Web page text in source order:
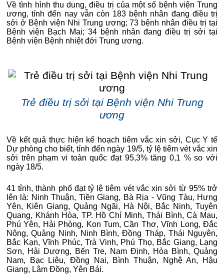
Về tình hình thu dung, điều trị của một số bệnh viện Trung
ương, tính đến nay vẫn còn 183 bệnh nhân đang điều trị
sởi ở Bệnh viện Nhi Trung ương; 73 bệnh nhân điều trị tại
Bệnh viện Bạch Mai; 34 bệnh nhân đang điều trị sởi tại
Bệnh viện Bệnh nhiệt đới Trung ương.
Trẻ điều trị sởi tại Bệnh viện Nhi Trung
ương
Về kết quả thực hiện kế hoạch tiêm vắc xin sởi, Cục Y tế
Dự phòng cho biết, tính đến ngày 19/5, tỷ lệ tiêm vét vắc xin
sởi trên phạm vi toàn quốc đạt 95,3% tăng 0,1 % so với
ngày 18/5.
41 tỉnh, thành phố đạt tỷ lệ tiêm vét vắc xin sởi từ 95% trở
lên là: Ninh Thuận, Tiền Giang, Bà Rịa - Vũng Tàu, Hưng
Yên, Kiên Giang, Quảng Ngãi, Hà Nội, Bắc Ninh, Tuyên
Quang, Khánh Hòa, TP. Hồ Chí Minh, Thái Bình, Cà Mau,
Phú Yên, Hải Phòng, Kon Tum, Cần Thơ, Vĩnh Long, Đắc
Nông, Quảng Ninh, Ninh Bình, Đồng Tháp, Thái Nguyên,
Bắc Kạn, Vĩnh Phúc, Trà Vinh, Phú Thọ, Bắc Giang, Lạng
Sơn, Hải Dương, Bến Tre, Nam Định, Hòa Bình, Quảng
Nam, Bạc Liêu, Đồng Nai, Bình Thuận, Nghệ An, Hậu
Giang, Lâm Đồng, Yên Bái.